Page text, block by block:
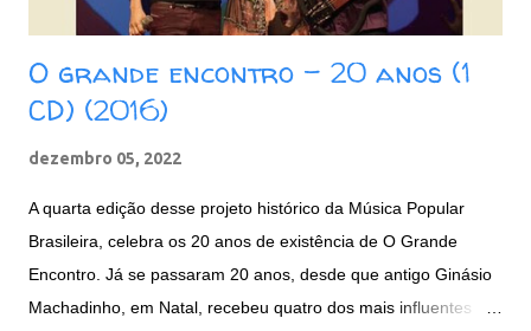
O grande encontro - 20 anos (1
CD) (2016)
dezembro 05, 2022
A quarta edição desse projeto histórico da Música Popular
Brasileira, celebra os 20 anos de existência de O Grande
Encontro. Já se passaram 20 anos, desde que antigo Ginásio
Machadinho, em Natal, recebeu quatro dos mais influentes